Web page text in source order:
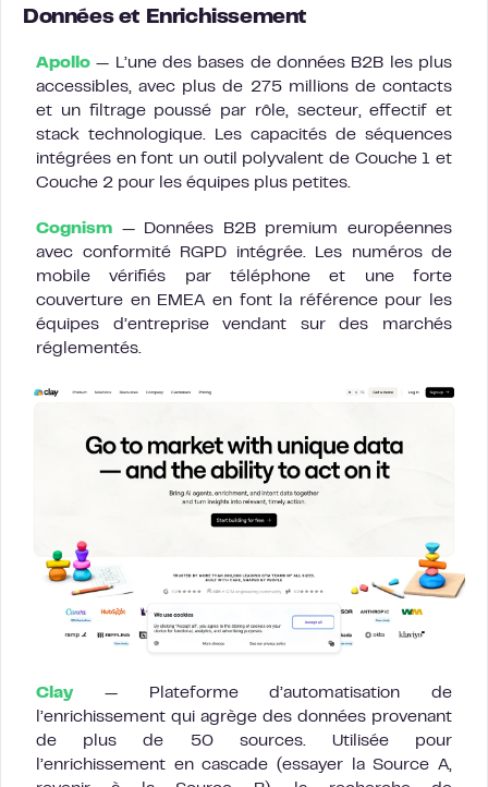
Données et Enrichissement
Apollo — L’une des bases de données B2B les plus
accessibles, avec plus de 275 millions de contacts
et un filtrage poussé par rôle, secteur, effectif et
stack technologique. Les capacités de séquences
intégrées en font un outil polyvalent de Couche 1 et
Couche 2 pour les équipes plus petites.
Cognism — Données B2B premium européennes
avec conformité RGPD intégrée. Les numéros de
mobile vérifiés par téléphone et une forte
couverture en EMEA en font la référence pour les
équipes d’entreprise vendant sur des marchés
réglementés.
Clay— Plateforme d’automatisation de
l’enrichissement qui agrège des données provenant
de plus de 50 sources. Utilisée pour
l’enrichissement en cascade (essayer la Source A,